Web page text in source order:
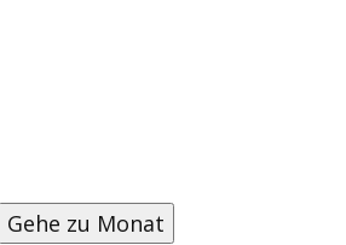
Gehe zu Monat